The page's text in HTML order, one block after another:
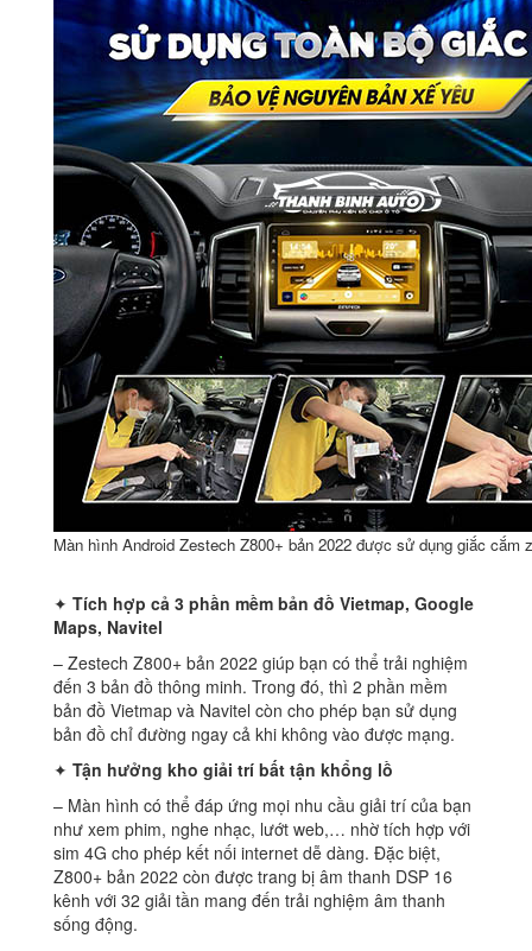
Màn hình Android Zestech Z800+ bản 2022 được sử dụng giắc cắm
✦ Tích hợp cả 3 phần mềm bản đồ Vietmap, Google
Maps, Navitel
– Zestech Z800+ bản 2022 giúp bạn có thể trải nghiệm
đến 3 bản đồ thông minh. Trong đó, thì 2 phần mềm
bản đồ Vietmap và Navitel còn cho phép bạn sử dụng
bản đồ chỉ đường ngay cả khi không vào được mạng.
✦ Tận hưởng kho giải trí bất tận khổng lồ
– Màn hình có thể đáp ứng mọi nhu cầu giải trí của bạn
như xem phim, nghe nhạc, lướt web,… nhờ tích hợp với
sim 4G cho phép kết nối internet dễ dàng. Đặc biệt,
Z800+ bản 2022 còn được trang bị âm thanh DSP 16
kênh với 32 giải tần mang đến trải nghiệm âm thanh
sống động.